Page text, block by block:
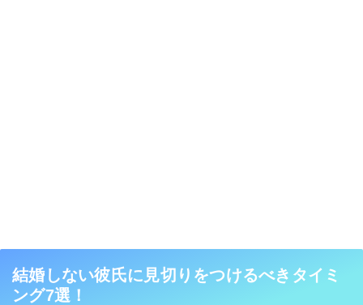
結婚しない彼氏に見切りをつけるべきタイミ
ング7選！